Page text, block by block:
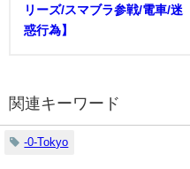
リーズ/スマブラ参戦/電車/迷
惑行為】
関連キーワード
-0-Tokyo